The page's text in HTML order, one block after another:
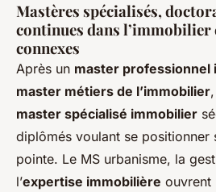
Mastères spécialisés,
continues dans l’immobilier
connexes
Après un master professionnel
master métiers de l’immobilier
master spécialisé immobilier
diplômés voulant se positionner
pointe. Le MS urbanisme, la
l’expertise immobilière ouvrent